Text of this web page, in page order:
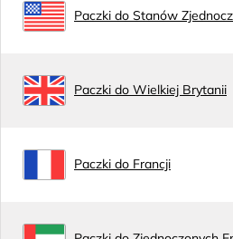
Paczki do Stanów
Paczki do Wielkiej Brytanii
Paczki do Francji